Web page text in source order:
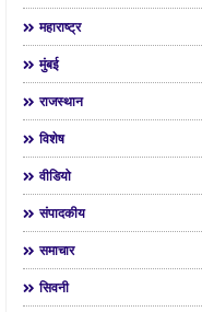
महाराष्ट्र
मुंबई
राजस्थान
विशेष
वीडियो
संपादकीय
समाचार
सिवनी